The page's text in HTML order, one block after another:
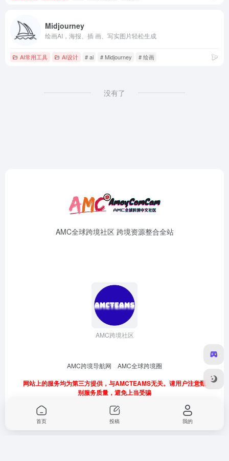
Midjourney
绘画AI，海报、插 画、写实图片轻松生成
AI常用工具 AI设计 # ai # Midjourney # 绘画
没有了
AMC全球跨境社区 跨境资源整合全站
AMC跨境社区
AMC跨境导航网 AMC全球跨境圈
网站上的服务均为第三方提供，与AMCTEAMS无关。请用户注意甄
别服务质量，避免上当受骗
首页 投稿 我的